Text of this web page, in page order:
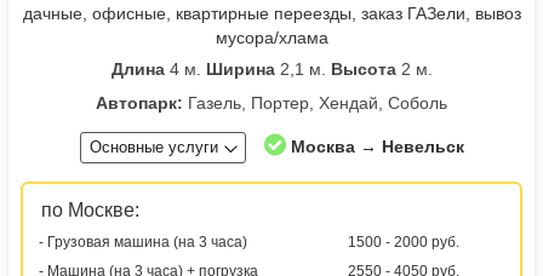
дачные, офисные, квартирные переезды, заказ ГАЗели, вывоз
мусора/хлама
Длина4 м. Ширина2,1 м. Высота2 м.
Автопарк: Газель, Портер, Хендай, Соболь
Основные услуги Москва → Невельск
по Москве:
- Грузовая машина (на 3 часа)
1500 - 2000 руб.
- Машина (на 3 часа) + погрузка
2550 - 4050 руб.